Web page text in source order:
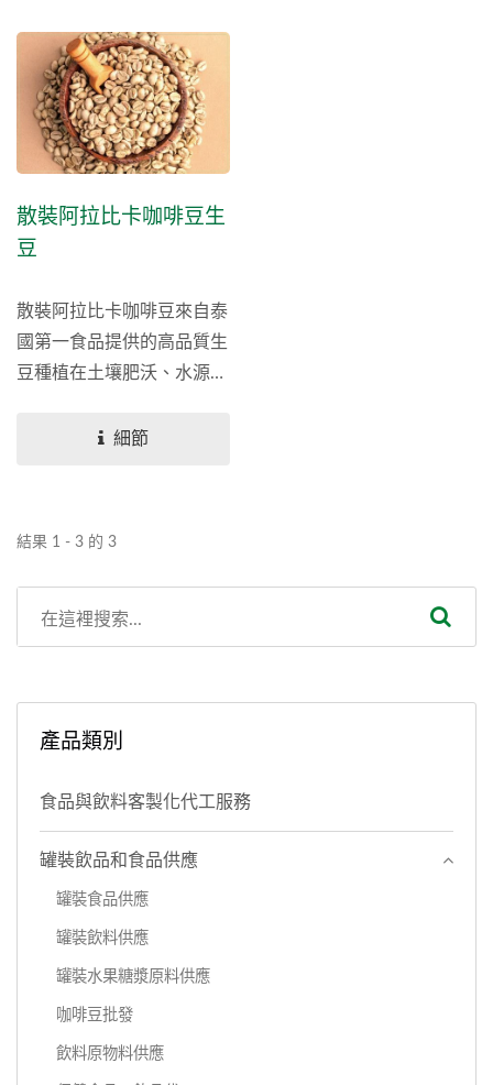
豆交給台灣最好的烘焙師，
打造出完美的咖啡以供批
發。
散裝阿拉比卡咖啡豆生
豆
散裝阿拉比卡咖啡豆來自泰
國第一食品提供的高品質生
豆種植在土壤肥沃、水源純
同時以優惠的價格提供來自
運輸過程中受到損傷。
細節
結果 1 - 3 的 3
產品類別
食品與飲料客製化代工服務
罐裝飲品和食品供應
罐裝食品供應
罐裝飲料供應
罐裝水果糖漿原料供應
咖啡豆批發
飲料原物料供應